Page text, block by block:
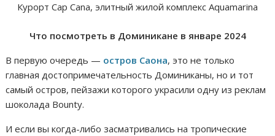
Курорт Cap Cana, элитный жилой комплекс Aquamarina
Что посмотреть в Доминикане в январе 2024
В первую очередь — остров Саона, это не только
главная достопримечательность Доминиканы, но и тот
самый остров, пейзажи которого украсили одну из реклам
шоколада Bounty.
И если вы когда-либо засматривались на тропические